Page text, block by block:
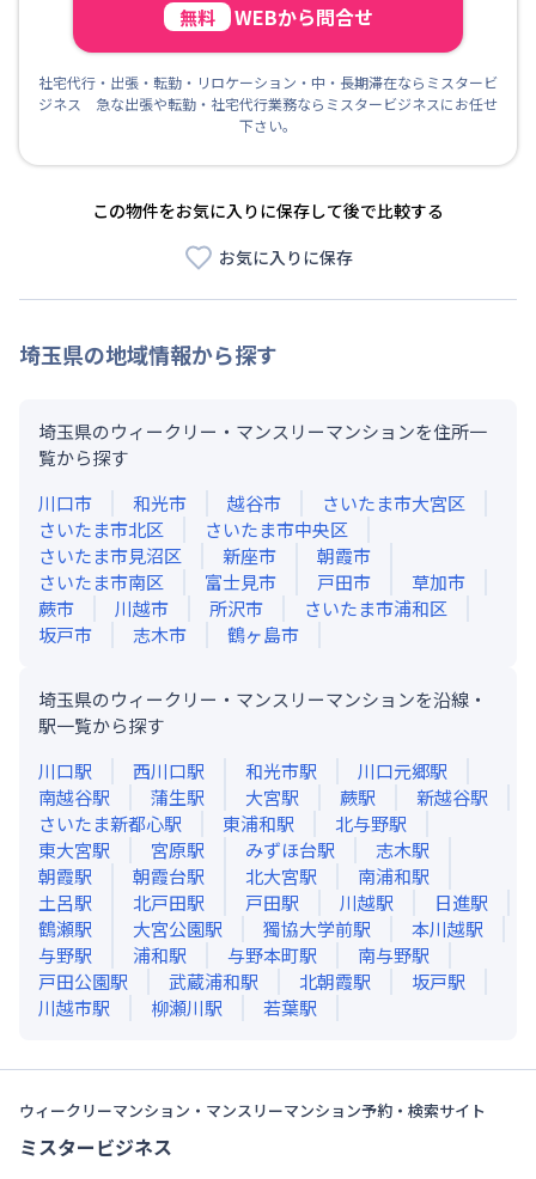
無料 WEBから問合せ
社宅代行・出張・転勤・リロケーション・中・長期滞在ならミスタービ
ジネス 急な出張や転勤・社宅代行業務ならミスタービジネスにお任せ
下さい。
この物件をお気に入りに保存して後で比較する
お気に入りに保存
埼玉県の地域情報から探す
埼玉県のウィークリー・マンスリーマンションを住所一
覧から探す
川口市
和光市 越谷市
さいたま市大宮区
さいたま市北区
さいたま市中央区
さいたま市見沼区
新座市
朝霞市
さいたま市南区
富士見市 戸田市
草加市
蕨市
川越市 所沢市
さいたま市浦和区
坂戸市
志木市 鶴ヶ島市
埼玉県のウィークリー・マンスリーマンションを沿線・
駅一覧から探す
川口駅 西川口駅 和光市駅 川口元郷駅
南越谷駅 蒲生駅 大宮駅 蕨駅 新越谷駅
さいたま新都心駅 東浦和駅 北与野駅
東大宮駅 宮原駅 みずほ台駅 志木駅
朝霞駅 朝霞台駅 北大宮駅 南浦和駅
土呂駅 北戸田駅 戸田駅 川越駅 日進駅
鶴瀬駅 大宮公園駅 獨協大学前駅 本川越駅
与野駅 浦和駅 与野本町駅 南与野駅
戸田公園駅 武蔵浦和駅 北朝霞駅 坂戸駅
川越市駅 柳瀬川駅 若葉駅
ウィークリーマンション・マンスリーマンション予約・検索サイト
ミスタービジネス